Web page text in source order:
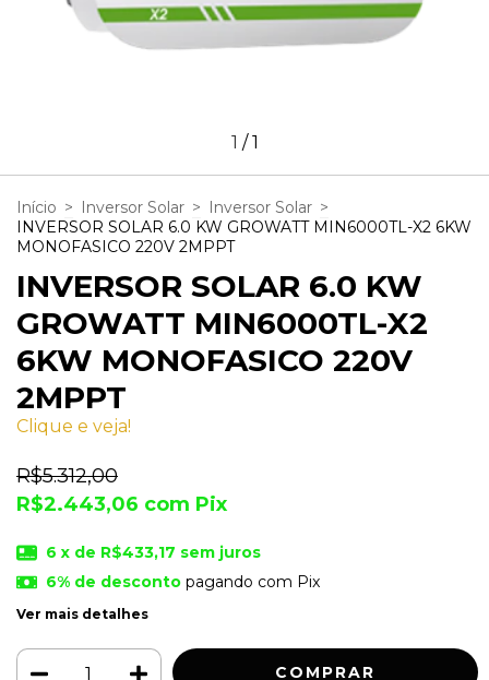
1 /1
Início > Inversor Solar > Inversor Solar >
INVERSOR SOLAR 6.0 KW GROWATT MIN6000TL-X2 6KW
MONOFASICO 220V 2MPPT
INVERSOR SOLAR 6.0 KW
GROWATT MIN6000TL-X2
6KW MONOFASICO 220V
2MPPT
Clique e veja!
R$5.312,00
R$2.443,06 com Pix
6 x de R$433,17 sem juros
6% de descontopagando com Pix
Ver mais detalhes